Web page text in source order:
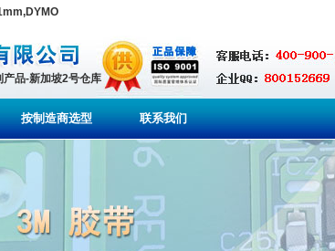
品-新加坡2号仓库
按制造商选型 联系我们